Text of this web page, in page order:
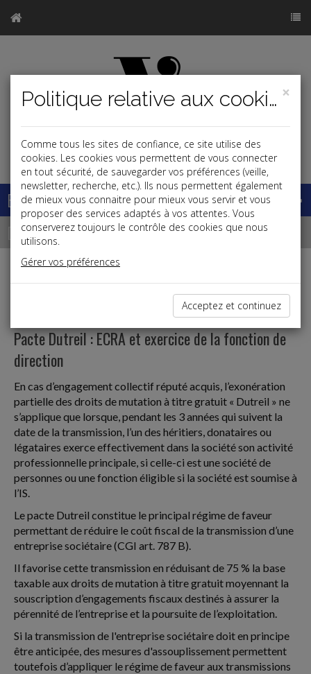
Base documentaire
Dépêches
Pacte Dutreil : ECRA et exercice de la fonction de
direction
En cas d’engagement collectif réputé acquis, l’exonération
partielle des droits de mutation à titre gratuit « Dutreil » ne
s’applique que lorsque, pendant les 3 années qui suivent la
date de la transmission, l’un des héritiers, donataires ou
légataires exerce effectivement dans la société son activité
professionnelle principale, si celle-ci est une société de
personnes ou une fonction éligible si la société est soumise à
l’IS.
Le pacte Dutreil constitue le principal régime de faveur
permettant de réduire le coût fiscal de la transmission d’une
entreprise sociétaire (CGI art. 787 B).
Il favorise cette transmission en réduisant de 75 % la base
taxable aux droits de mutation à titre gratuit moyennant la
souscription d’engagements fiscaux destinés à assurer la
pérennité de l’entreprise et la poursuite de l’exploitation.
Si la transmission de l'entreprise sociétaire doit en principe
être anticipée, des mesures d'assouplissement permettent
toutefois d’appliquer le régime de faveur aux transmissions
×
Politique relative aux cookies
Comme tous les sites de confiance, ce site utilise des
cookies. Les cookies vous permettent de vous connecter
en tout sécurité, de sauvegarder vos préférences (veille,
newsletter, recherche, etc.). Ils nous permettent également
de mieux vous connaitre pour mieux vous servir et vous
proposer des services adaptés à vos attentes. Vous
conserverez toujours le contrôle des cookies que nous
utilisons.
Gérer vos préférences
Acceptez et continuez